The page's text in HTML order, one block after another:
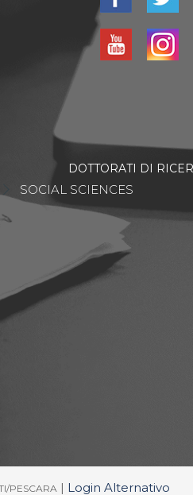
DOTTORATI DI
SOCIAL SCIENCES
PESCARA| Login Alternativo